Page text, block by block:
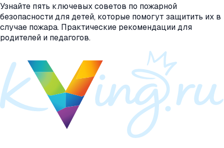
Узнайте пять ключевых советов по пожарной
безопасности для детей, которые помогут защитить их в
случае пожара. Практические рекомендации для
родителей и педагогов.